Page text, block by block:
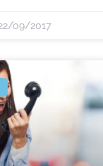
09/2017